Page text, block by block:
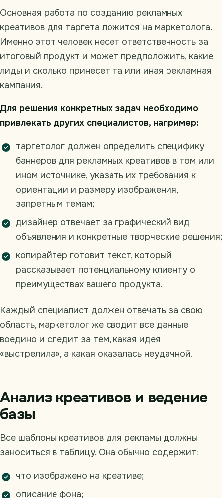
Основная работа по созданию рекламных
креативов для таргета ложится на маркетолога.
Именно этот человек несет ответственность за
итоговый продукт и может предположить, какие
лиды и сколько принесет та или иная рекламная
кампания.
Для решения конкретных задач необходимо
привлекать других специалистов, например:
таргетолог должен определить специфику
баннеров для рекламных креативов в том или
ином источнике, указать их требования к
ориентации и размеру изображения,
запретным темам;
дизайнер отвечает за графический вид
объявления и конкретные творческие решения;
копирайтер готовит текст, который
рассказывает потенциальному клиенту о
преимуществах вашего продукта.
Каждый специалист должен отвечать за свою
область, маркетолог же сводит все данные
воедино и следит за тем, какая идея
«выстрелила», а какая оказалась неудачной.
Анализ креативов и ведение
базы
Все шаблоны креативов для рекламы должны
заноситься в таблицу. Она обычно содержит:
что изображено на креативе;
описание фона;